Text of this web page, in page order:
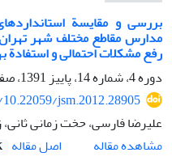
بررسی و مقایسة
مدارس مقاطع مختلف شهر
رفع مشکلات احتمالی و استفادة
دوره 4، شماره 14، پاییز 1391، صفحه
jsm.2012.28905
علیرضا فارسی، حخت زمانی
مشاهده مقاله
اصل مقاله